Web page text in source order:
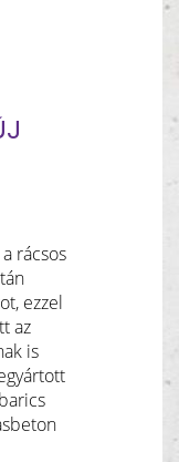
rácsos
ezzel
az
is